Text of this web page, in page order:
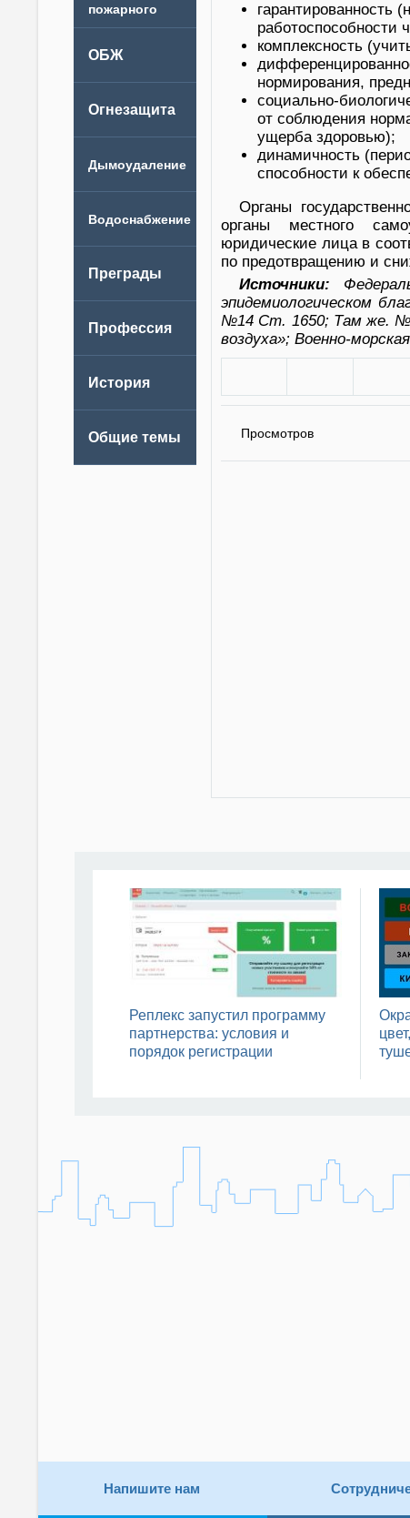
гарантированность
работоспособности
комплексность
нормирования,
социально-
от соблюдения
ущерба здоровью);
динамичность
способности к
Органы
органы местного
юридические лица в
по предотвращению и
Источники:
эпидемиологическом
№14 Cт. 1650; Там же.
воздуха»; Военно-
Просмотров
Реплекс запустил программу
партнерства: условия и
порядок регистрации
Напишите нам